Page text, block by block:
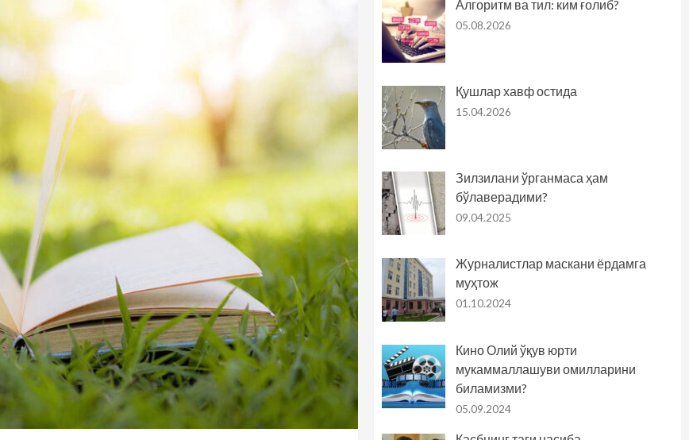
Алгоритм ва тил: ким ғолиб?
05.08.2026
Қушлар хавф остида
15.04.2026
Зилзилани ўрганмаса ҳам
бўлаверадими?
09.04.2025
Журналистлар маскани ёрдамга
муҳтож
01.10.2024
Кино Олий ўқув юрти
мукаммаллашуви омилларини
биламизми?
05.09.2024